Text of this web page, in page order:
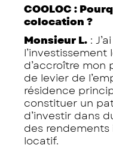
COOLOC :
colocation ?
Monsieur L. :
d’accroître mon
de levier de
résidence
constituer un
d’investir dans
des rendements
locatif.